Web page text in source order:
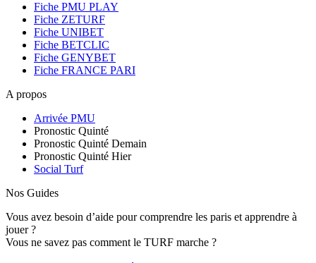
Fiche PMU PLAY
Fiche ZETURF
Fiche UNIBET
Fiche BETCLIC
Fiche GENYBET
Fiche FRANCE PARI
A propos
Arrivée PMU
Pronostic Quinté
Pronostic Quinté Demain
Pronostic Quinté Hier
Social Turf
Nos Guides
Vous avez besoin d’aide pour comprendre les paris et apprendre à
jouer ?
Vous ne savez pas comment le TURF marche ?